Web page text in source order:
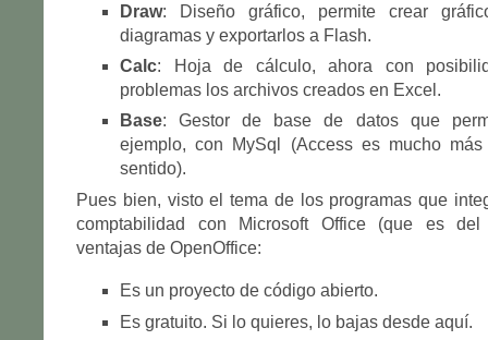
Draw: Diseño gráfico, permite crear
diagramas y exportarlos a Flash.
Calc: Hoja de cálculo, ahora con
problemas los archivos creados en Excel.
Base: Gestor de base de datos que
ejemplo, con MySql (Access es mucho
sentido).
Pues bien, visto el tema de los programas que
comptabilidad con Microsoft Office (que es del
ventajas de OpenOffice:
Es un proyecto de código abierto.
Es gratuito. Si lo quieres, lo bajas desde aquí.